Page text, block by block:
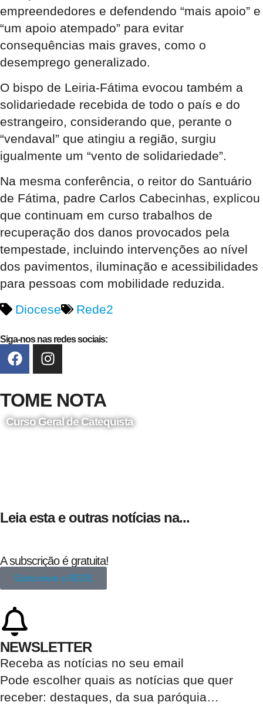
empreendedores e defendendo “mais apoio” e
“um apoio atempado” para evitar
consequências mais graves, como o
desemprego generalizado.
O bispo de Leiria-Fátima evocou também a
solidariedade recebida de todo o país e do
estrangeiro, considerando que, perante o
“vendaval” que atingiu a região, surgiu
igualmente um “vento de solidariedade”.
Na mesma conferência, o reitor do Santuário
de Fátima, padre Carlos Cabecinhas, explicou
que continuam em curso trabalhos de
recuperação dos danos provocados pela
tempestade, incluindo intervenções ao nível
dos pavimentos, iluminação e acessibilidades
para pessoas com mobilidade reduzida.
Diocese
Rede2
Siga-nos nas redes sociais:
TOME NOTA
Curso Geral de Catequista
Leia esta e outras notícias na...
A subscrição é gratuita!
Subscrever a REDE
NEWSLETTER
Receba as notícias no seu email​
Pode escolher quais as notícias que quer
receber: destaques, da sua paróquia…